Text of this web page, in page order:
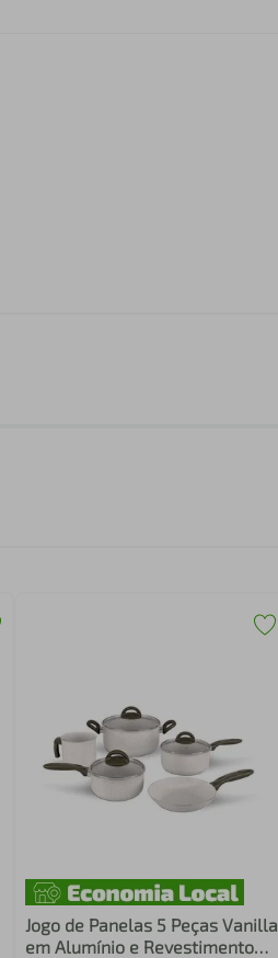
Jogo de Panelas 5 Peças Vanilla
em Alumínio e Revestimento